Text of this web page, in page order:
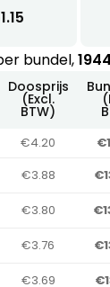
bundel,1944
Doosprijs
(Excl.
BTW)
€4.20
€3.88
€3.80
€3.76
€3.69